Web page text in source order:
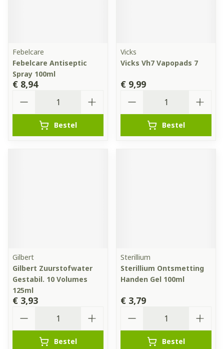
Febelcare
Febelcare Antiseptic
Spray 100ml
€ 8,94
Bestel
Vicks
Vicks Vh7 Vapopads 7
€ 9,99
Bestel
Gilbert
Gilbert Zuurstofwater
Gestabil. 10 Volumes
125ml
€ 3,93
Bestel
Sterillium
Sterillium Ontsmetting
Handen Gel 100ml
€ 3,79
Bestel